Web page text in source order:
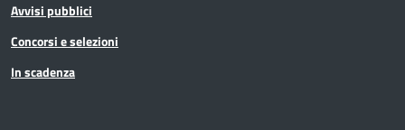
Avvisi pubblici
Concorsi e selezioni
In scadenza